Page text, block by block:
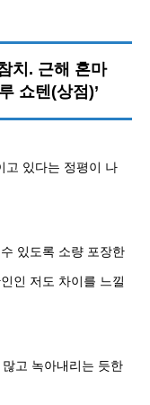
치. 근해 혼마
쇼텐(상점)’
고 있다는 정평이 나
있도록 소량 포장한
인 저도 차이를 느낄
고 녹아내리는 듯한